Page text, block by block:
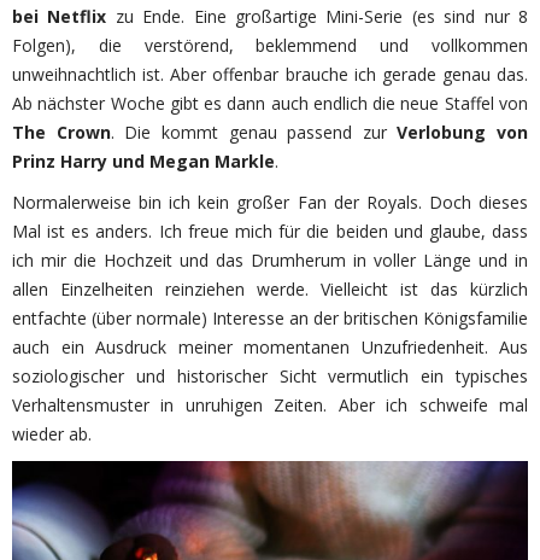
bei Netflix zu Ende. Eine großartige Mini-Serie (es sind nur 8
Folgen), die verstörend, beklemmend und vollkommen
unweihnachtlich ist. Aber offenbar brauche ich gerade genau das.
Ab nächster Woche gibt es dann auch endlich die neue Staffel von
The Crown. Die kommt genau passend zurVerlobung von
Prinz Harry und Megan Markle.
Normalerweise bin ich kein großer Fan der Royals. Doch dieses
Mal ist es anders. Ich freue mich für die beiden und glaube, dass
ich mir die Hochzeit und das Drumherum in voller Länge und in
allen Einzelheiten reinziehen werde. Vielleicht ist das kürzlich
entfachte (über normale) Interesse an der britischen Königsfamilie
auch ein Ausdruck meiner momentanen Unzufriedenheit. Aus
soziologischer und historischer Sicht vermutlich ein typisches
Verhaltensmuster in unruhigen Zeiten. Aber ich schweife mal
wieder ab.